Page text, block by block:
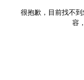
很抱歉，目前找不
容